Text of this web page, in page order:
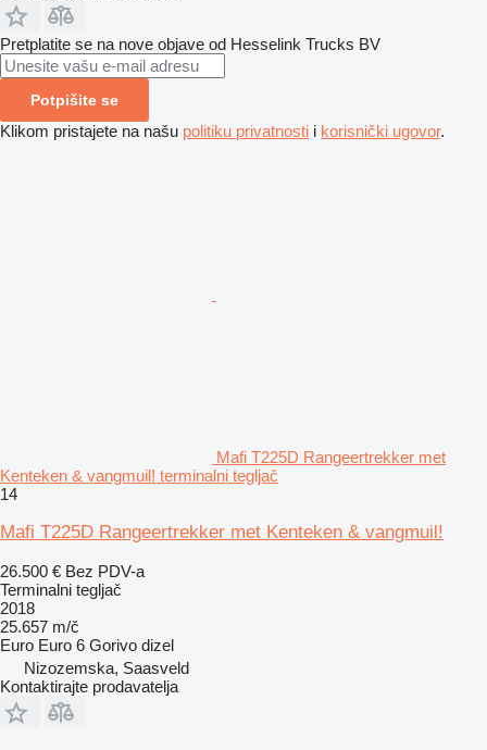
Pretplatite se na nove objave od Hesselink Trucks BV
Potpišite se
Klikom pristajete na našu politiku privatnosti i korisnički ugovor.
Mafi T225D Rangeertrekker met
Kenteken & vangmuil! terminalni tegljač
14
Mafi T225D Rangeertrekker met Kenteken & vangmuil!
26.500 € Bez PDV-a
Terminalni tegljač
2018
25.657 m/č
Euro Euro 6 Gorivo dizel
Nizozemska, Saasveld
Kontaktirajte prodavatelja